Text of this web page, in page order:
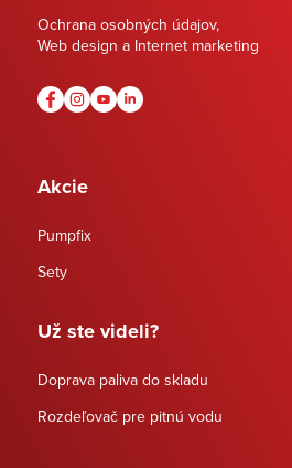
Ochrana osobných údajov,
Web design a Internet marketing
Akcie
Pumpfix
Sety
Už ste videli?
Doprava paliva do skladu
Rozdeľovač pre pitnú vodu